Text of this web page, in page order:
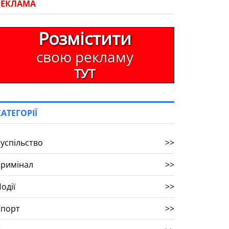
Розмістити
свою рекламу
ТУТ
>>
>>
>>
>>